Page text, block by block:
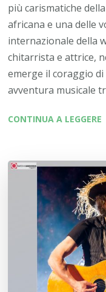
più carismatiche
africana e una delle
internazionale della
chitarrista e attrice,
emerge il coraggio
avventura musicale
CONTINUA A LEGGERE